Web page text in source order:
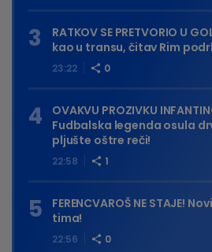
23:22 0
RATKOV SE PRETVORIO U
kao u transu, čitav Rim
22:58 1
OVAKVU PROZIVKU
Fudbalska legenda osula
pljušte oštre reči!
22:56 0
FERENCVAROŠ NE STAJE!
tima!